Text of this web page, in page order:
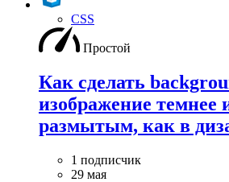
CSS
Простой
Как сделать
изображение темнее
размытым, как в
1 подписчик
29 мая